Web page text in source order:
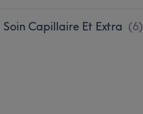
Soin Capillaire Et Extra (6)